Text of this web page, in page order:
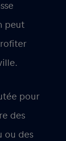
peut
pour
des
ou des